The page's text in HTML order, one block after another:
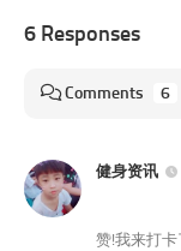
6 Responses
Comments 6
健身资讯
赞!我来打